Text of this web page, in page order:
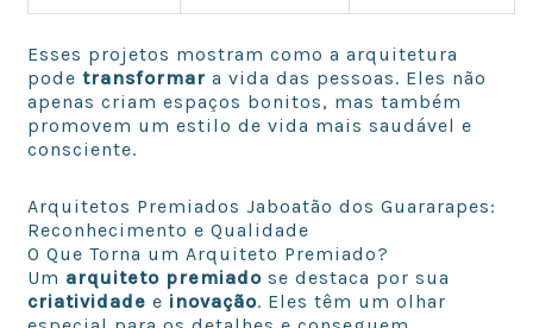
Esses projetos mostram como a arquitetura
podetransformar a vida das pessoas. Eles não
apenas criam espaços bonitos, mas também
promovem um estilo de vida mais saudável e
consciente.
Arquitetos Premiados Jaboatão dos Guararapes:
Reconhecimento e Qualidade
O Que Torna um Arquiteto Premiado?
Um arquiteto premiado se destaca por sua
criatividade e inovação. Eles têm um olhar